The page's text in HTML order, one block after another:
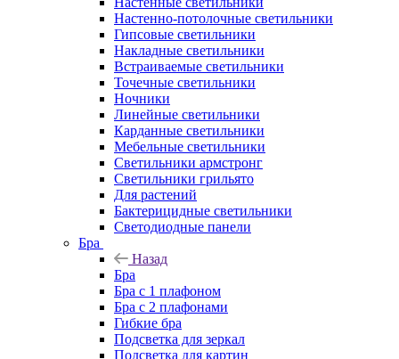
Настенно-потолочные светильники
Гипсовые светильники
Накладные светильники
Встраиваемые светильники
Точечные светильники
Ночники
Линейные светильники
Карданные светильники
Мебельные светильники
Светильники армстронг
Светильники грильято
Для растений
Бактерицидные светильники
Светодиодные панели
Бра
Назад
Бра
Бра с 1 плафоном
Бра с 2 плафонами
Гибкие бра
Подсветка для зеркал
Подсветка для картин